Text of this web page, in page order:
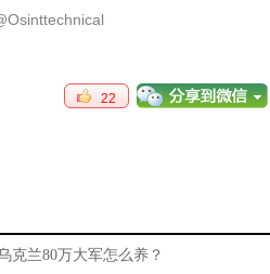
22
克兰80万大军怎么养？